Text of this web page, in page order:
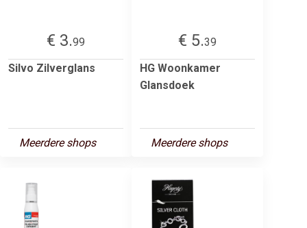
€ 3.99
Silvo Zilverglans
Meerdere shops
€ 5.39
HG Woonkamer
Glansdoek
Meerdere shops